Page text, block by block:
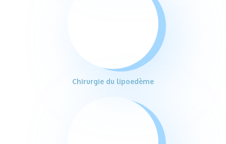
Chirurgie du lipoedème